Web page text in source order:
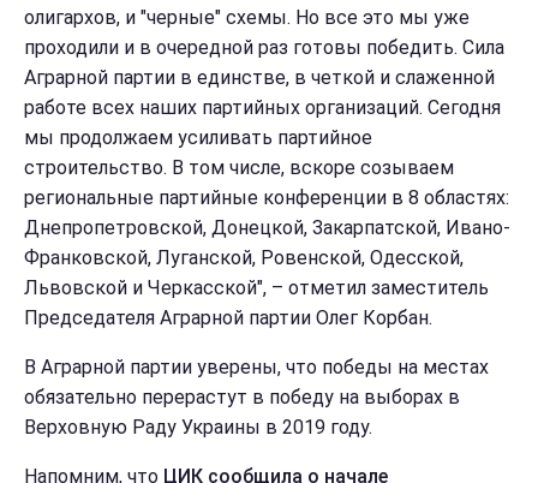
олигархов, и "черные" схемы. Но все это мы уже
проходили и в очередной раз готовы победить. Сила
Аграрной партии в единстве, в четкой и слаженной
работе всех наших партийных организаций. Сегодня
мы продолжаем усиливать партийное
строительство. В том числе, вскоре созываем
региональные партийные конференции в 8 областях:
Днепропетровской, Донецкой, Закарпатской, Ивано-
Франковской, Луганской, Ровенской, Одесской,
Львовской и Черкасской", – отметил заместитель
Председателя Аграрной партии Олег Корбан.
В Аграрной партии уверены, что победы на местах
обязательно перерастут в победу на выборах в
Верховную Раду Украины в 2019 году.
Напомним, что ЦИК сообщила о начале